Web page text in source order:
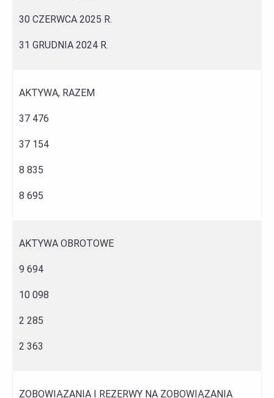
30 CZERWCA 2025 R.
31 GRUDNIA 2024 R.
AKTYWA, RAZEM
37 476
37 154
8 835
8 695
AKTYWA OBROTOWE
9 694
10 098
2 285
2 363
ZOBOWIĄZANIA I REZERWY NA ZOBOWIĄZANIA